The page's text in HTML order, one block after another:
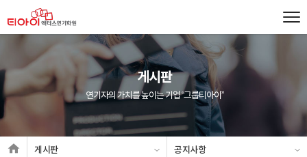
게시판
연기자의 가치를 높이는 기업 “그룹티아이”
게시판 공지사항